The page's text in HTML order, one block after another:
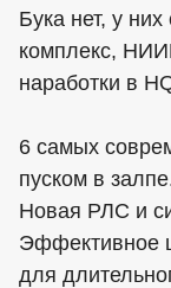
Бука нет, у
комплекс,
наработки в
6 самых
пуском в
Новая РЛС и
Эффективное
для